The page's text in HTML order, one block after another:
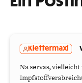
Klettermaxi
Na servas,